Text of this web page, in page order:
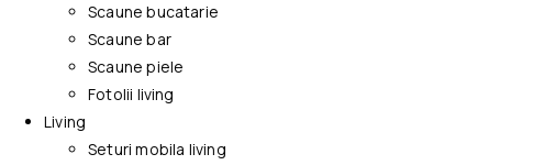
Scaune bucatarie
Scaune bar
Scaune piele
Fotolii living
Living
Seturi mobila living